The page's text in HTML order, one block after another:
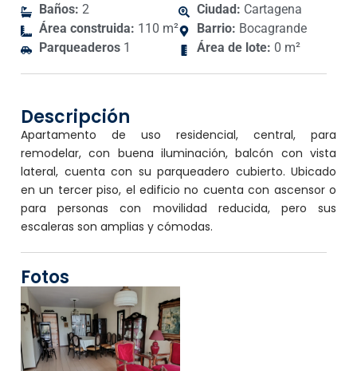
Baños: 2
Área construida: 110 m²
Parqueaderos 1
Ciudad: Cartagena
Barrio: Bocagrande
Área de lote: 0 m²
Descripción
Apartamento de uso residencial, central, para
remodelar, con buena iluminación, balcón con vista
lateral, cuenta con su parqueadero cubierto. Ubicado
en un tercer piso, el edificio no cuenta con ascensor o
para personas con movilidad reducida, pero sus
escaleras son amplias y cómodas.
Fotos